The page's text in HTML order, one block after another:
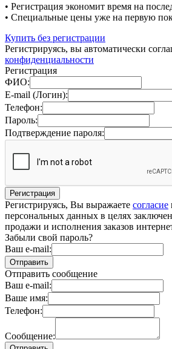
• Регистрация экономит время на
• Специальные цены уже на первую
Купить без регистрации
Регистрируясь, вы автоматически
конфиденциальности
Регистрация
ФИО:
E-mail (Логин):
Телефон:
Пароль:
Подтверждение пароля:
Регистрируясь, Вы выражаете согласие
персональных данных в целях
продажи и исполнения заказов
Забыли свой пароль?
Ваш e-mail:
Отправить сообщение
Ваш e-mail:
Ваше имя:
Телефон:
Сообщение: